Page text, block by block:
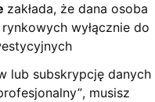
zakłada, że dana osoba
wyłącznie do
lub subskrypcję danych
musisz